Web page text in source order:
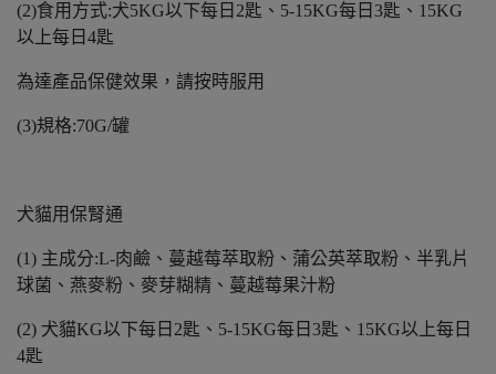
(2)食用方式:犬5KG以下每日2匙、5-15KG每日3匙、15KG
以上每日4匙
為達產品保健效果，請按時服用
(3)規格:70G/罐
犬貓用保腎通
(1) 主成分:L-肉鹼、蔓越莓萃取粉、蒲公英萃取粉、半乳片
球菌、燕麥粉、麥芽糊精、蔓越莓果汁粉
(2) 犬貓KG以下每日2匙、5-15KG每日3匙、15KG以上每日
4匙